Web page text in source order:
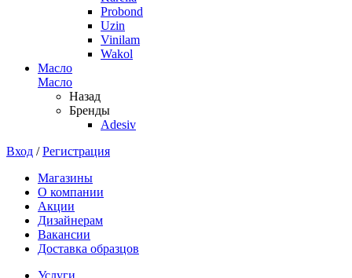
Probond
Uzin
Vinilam
Wakol
Масло
Масло
Назад
Бренды
Adesiv
Вход /Регистрация
Магазины
О компании
Акции
Дизайнерам
Вакансии
Доставка образцов
Услуги